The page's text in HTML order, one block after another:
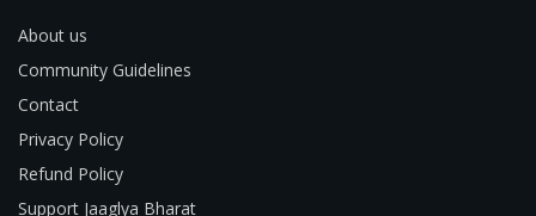
About us
Community Guidelines
Contact
Privacy Policy
Refund Policy
Support Jaaglya Bharat